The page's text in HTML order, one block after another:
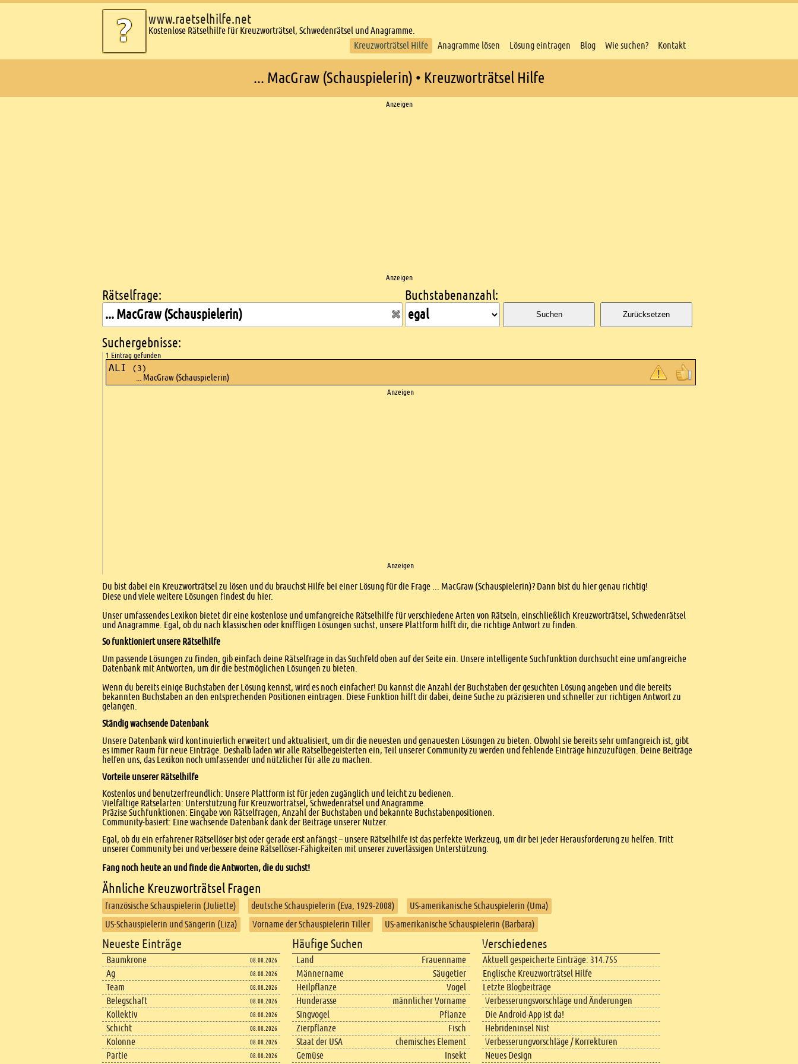
www.raetselhilfe.net
Kostenlose Rätselhilfe für Kreuzworträtsel, Schwedenrätsel und Anagramme.
Kreuzworträtsel Hilfe
Anagramme lösen Lösung eintragen Blog Wie suchen? Kontakt
... MacGraw (Schauspielerin) • Kreuzworträtsel Hilfe
Anzeigen
Anzeigen
Kreuzworträtsel suchen
Rätselfrage: Buchstabenanzahl:
Suchen Zurücksetzen
Suchergebnisse:
1 Eintrag gefunden
ALI (3)
... MacGraw (Schauspielerin)
Anzeigen
Anzeigen
Einleitung
Du bist dabei ein Kreuzworträtsel zu lösen und du brauchst Hilfe bei einer Lösung für die Frage ... MacGraw (Schauspielerin)? Dann bist du hier genau richtig!
Diese und viele weitere Lösungen findest du hier.
Unser umfassendes Lexikon bietet dir eine kostenlose und umfangreiche Rätselhilfe für verschiedene Arten von Rätseln, einschließlich Kreuzworträtsel, Schwedenrätsel
und Anagramme. Egal, ob du nach klassischen oder kniffligen Lösungen suchst, unsere Plattform hilft dir, die richtige Antwort zu finden.
So funktioniert unsere Rätselhilfe
Um passende Lösungen zu finden, gib einfach deine Rätselfrage in das Suchfeld oben auf der Seite ein. Unsere intelligente Suchfunktion durchsucht eine umfangreiche
Datenbank mit Antworten, um dir die bestmöglichen Lösungen zu bieten.
Wenn du bereits einige Buchstaben der Lösung kennst, wird es noch einfacher! Du kannst die Anzahl der Buchstaben der gesuchten Lösung angeben und die bereits
bekannten Buchstaben an den entsprechenden Positionen eintragen. Diese Funktion hilft dir dabei, deine Suche zu präzisieren und schneller zur richtigen Antwort zu
gelangen.
Ständig wachsende Datenbank
Unsere Datenbank wird kontinuierlich erweitert und aktualisiert, um dir die neuesten und genauesten Lösungen zu bieten. Obwohl sie bereits sehr umfangreich ist, gibt
es immer Raum für neue Einträge. Deshalb laden wir alle Rätselbegeisterten ein, Teil unserer Community zu werden und fehlende Einträge hinzuzufügen. Deine Beiträge
helfen uns, das Lexikon noch umfassender und nützlicher für alle zu machen.
Vorteile unserer Rätselhilfe
Kostenlos und benutzerfreundlich: Unsere Plattform ist für jeden zugänglich und leicht zu bedienen.
Vielfältige Rätselarten: Unterstützung für Kreuzworträtsel, Schwedenrätsel und Anagramme.
Präzise Suchfunktionen: Eingabe von Rätselfragen, Anzahl der Buchstaben und bekannte Buchstabenpositionen.
Community-basiert: Eine wachsende Datenbank dank der Beiträge unserer Nutzer.
Egal, ob du ein erfahrener Rätsellöser bist oder gerade erst anfängst – unsere Rätselhilfe ist das perfekte Werkzeug, um dir bei jeder Herausforderung zu helfen. Tritt
unserer Community bei und verbessere deine Rätsellöser-Fähigkeiten mit unserer zuverlässigen Unterstützung.
Fang noch heute an und finde die Antworten, die du suchst!
Ähnliche Kreuzworträtsel Fragen
französische Schauspielerin (Juliette) deutsche Schauspielerin (Eva, 1929-2008)
US-amerikanische Schauspielerin (Uma)
US-Schauspielerin und Sängerin (Liza)
Vorname der Schauspielerin Tiller
US-amerikanische Schauspielerin (Barbara)
Footer content
Neueste Einträge
Baumkrone 08.08.2026
Ag 08.08.2026
Team 08.08.2026
Belegschaft 08.08.2026
Kollektiv 08.08.2026
Schicht 08.08.2026
Kolonne 08.08.2026
Partie 08.08.2026
Häufige Suchen
Land
Frauenname
Männername
Säugetier
Heilpflanze
Vogel
Hunderasse
männlicher Vorname
Singvogel
Pflanze
Zierpflanze
Fisch
Staat der USA
chemisches Element
Gemüse
Insekt
Verschiedenes
Aktuell gespeicherte Einträge: 314.755
Englische Kreuzworträtsel Hilfe
Letzte Blogbeiträge
Verbesserungsvorschläge und Änderungen
Die Android-App ist da!
Hebrideninsel Nist
Verbesserungvorschläge / Korrekturen
Neues Design